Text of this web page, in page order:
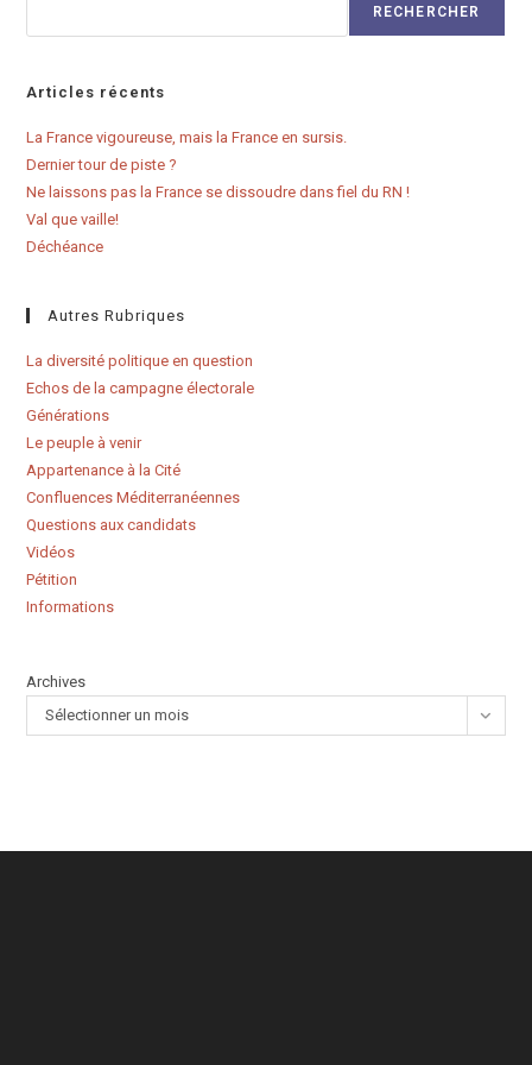
RECHERCHER
Articles récents
La France vigoureuse, mais la France en sursis.
Dernier tour de piste ?
Ne laissons pas la France se dissoudre dans fiel du RN !
Val que vaille!
Déchéance
Autres Rubriques
La diversité politique en question
Echos de la campagne électorale
Générations
Le peuple à venir
Appartenance à la Cité
Confluences Méditerranéennes
Questions aux candidats
Vidéos
Pétition
Informations
Archives
Sélectionner un mois